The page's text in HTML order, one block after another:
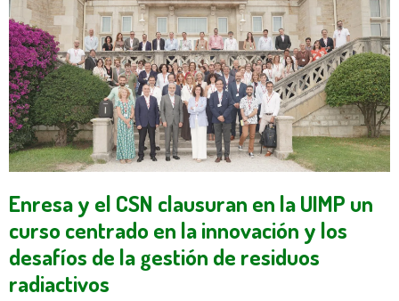
Enresa y el CSN clausuran en la UIMP un
curso centrado en la innovación y los
desafíos de la gestión de residuos
radiactivos